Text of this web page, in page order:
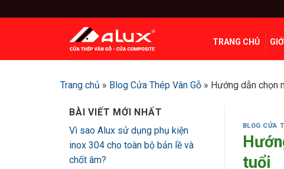
qua
TRANG CHỦ
Trang chủ » Blog Cửa Thép Vân Gỗ » Hướng dẫn chọn
BÀI VIẾT MỚI NHẤT
Vì sao Alux sử dụng phụ kiện
inox 304 cho toàn bộ bản lề và
chốt âm?
BLOG CỬA
tuổi